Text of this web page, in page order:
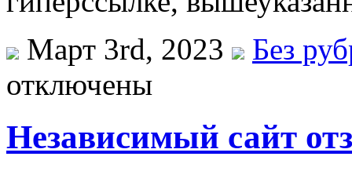
Март 3rd, 2023
Без
отключены
Независимый сайт